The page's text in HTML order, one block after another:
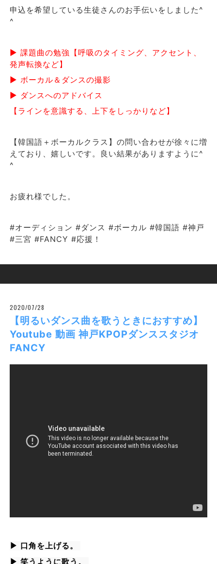
申込を希望している生徒さんのお手伝いをしました^
^
▶ 課題曲の勉強【呼吸のタイミング、アクセント、
発声転換など】
▶ ボーカル＆ダンスの撮影
▶ ダンスへのアドバイス
【ラインを意識する、上下をしっかりなど】
【韓国語＋ボーカルクラス】の問い合わせが徐々に増
えており、嬉しいです。良い結果がありますように^
^
お疲れ様でした。
#オーディション #ダンス #ボーカル #韓国語 #神戸
#三宮 #FANCY #応援！
2020/07/28
【明るいダンス曲を歌うときにおすすめ】
Youtube 動画 神戸KPOPダンススタジオ
FANCY
▶ 口角を上げる。
▶ 笑うように歌う。